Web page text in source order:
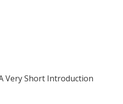
Very Short Introduction